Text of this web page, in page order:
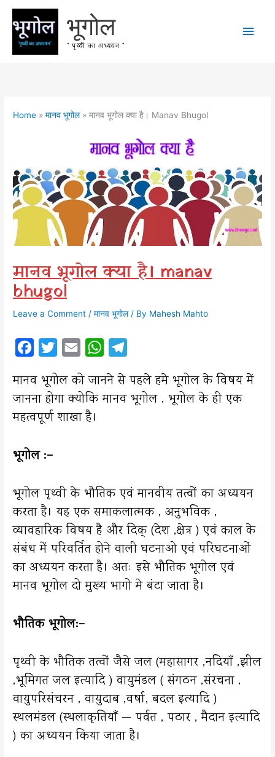
Skip
content
भूगोल
" पृथ्वी का अध्ययन "
Main
Home मानव भूगोल मानव भूगोल क्या है। Manav Bhugol
मानव भूगोल क्या है। manav
bhugol
Leave a Comment /मानव भूगोल/ By Mahesh Mahto
c
e
b
o
i
t
t
a
i
W
a
t
e
मानव भूगोल को जानने से पहले हमे भूगोल के विषय में
जानना होगा क्योकि मानव भूगोल , भूगोल के ही एक
महत्वपूर्ण शाखा है।
भूगोल :–
भूगोल पृथ्वी के भौतिक एवं मानवीय तत्वों का अध्ययन
करता है। यह एक समाकलात्मक , अनुभविक ,
व्यावहारिक विषय है और दिक् (देश ,क्षेत्र ) एवं काल के
संबंध में परिवर्तित होने वाली घटनाओ एवं परिघटनाओं
का अध्ययन करता है। अतः इसे भौतिक भूगोल एवं
मानव भूगोल दो मुख्य भागो मे बंटा जाता है।
भौतिक भूगोल:–
पृथ्वी के भौतिक तत्वों जैसे जल (महासागर ,नदियाँ ,झील
,भूमिगत जल इत्यादि ) वायुमंडल ( संगठन ,संरचना ,
वायुपरिसंचरन , वायुदाब ,वर्षा, बदल इत्यादि )
स्थलमंडल (स्थलाकृतियाँ — पर्वत , पठार , मैदान इत्यादि
) का अध्ययन किया जाता है।